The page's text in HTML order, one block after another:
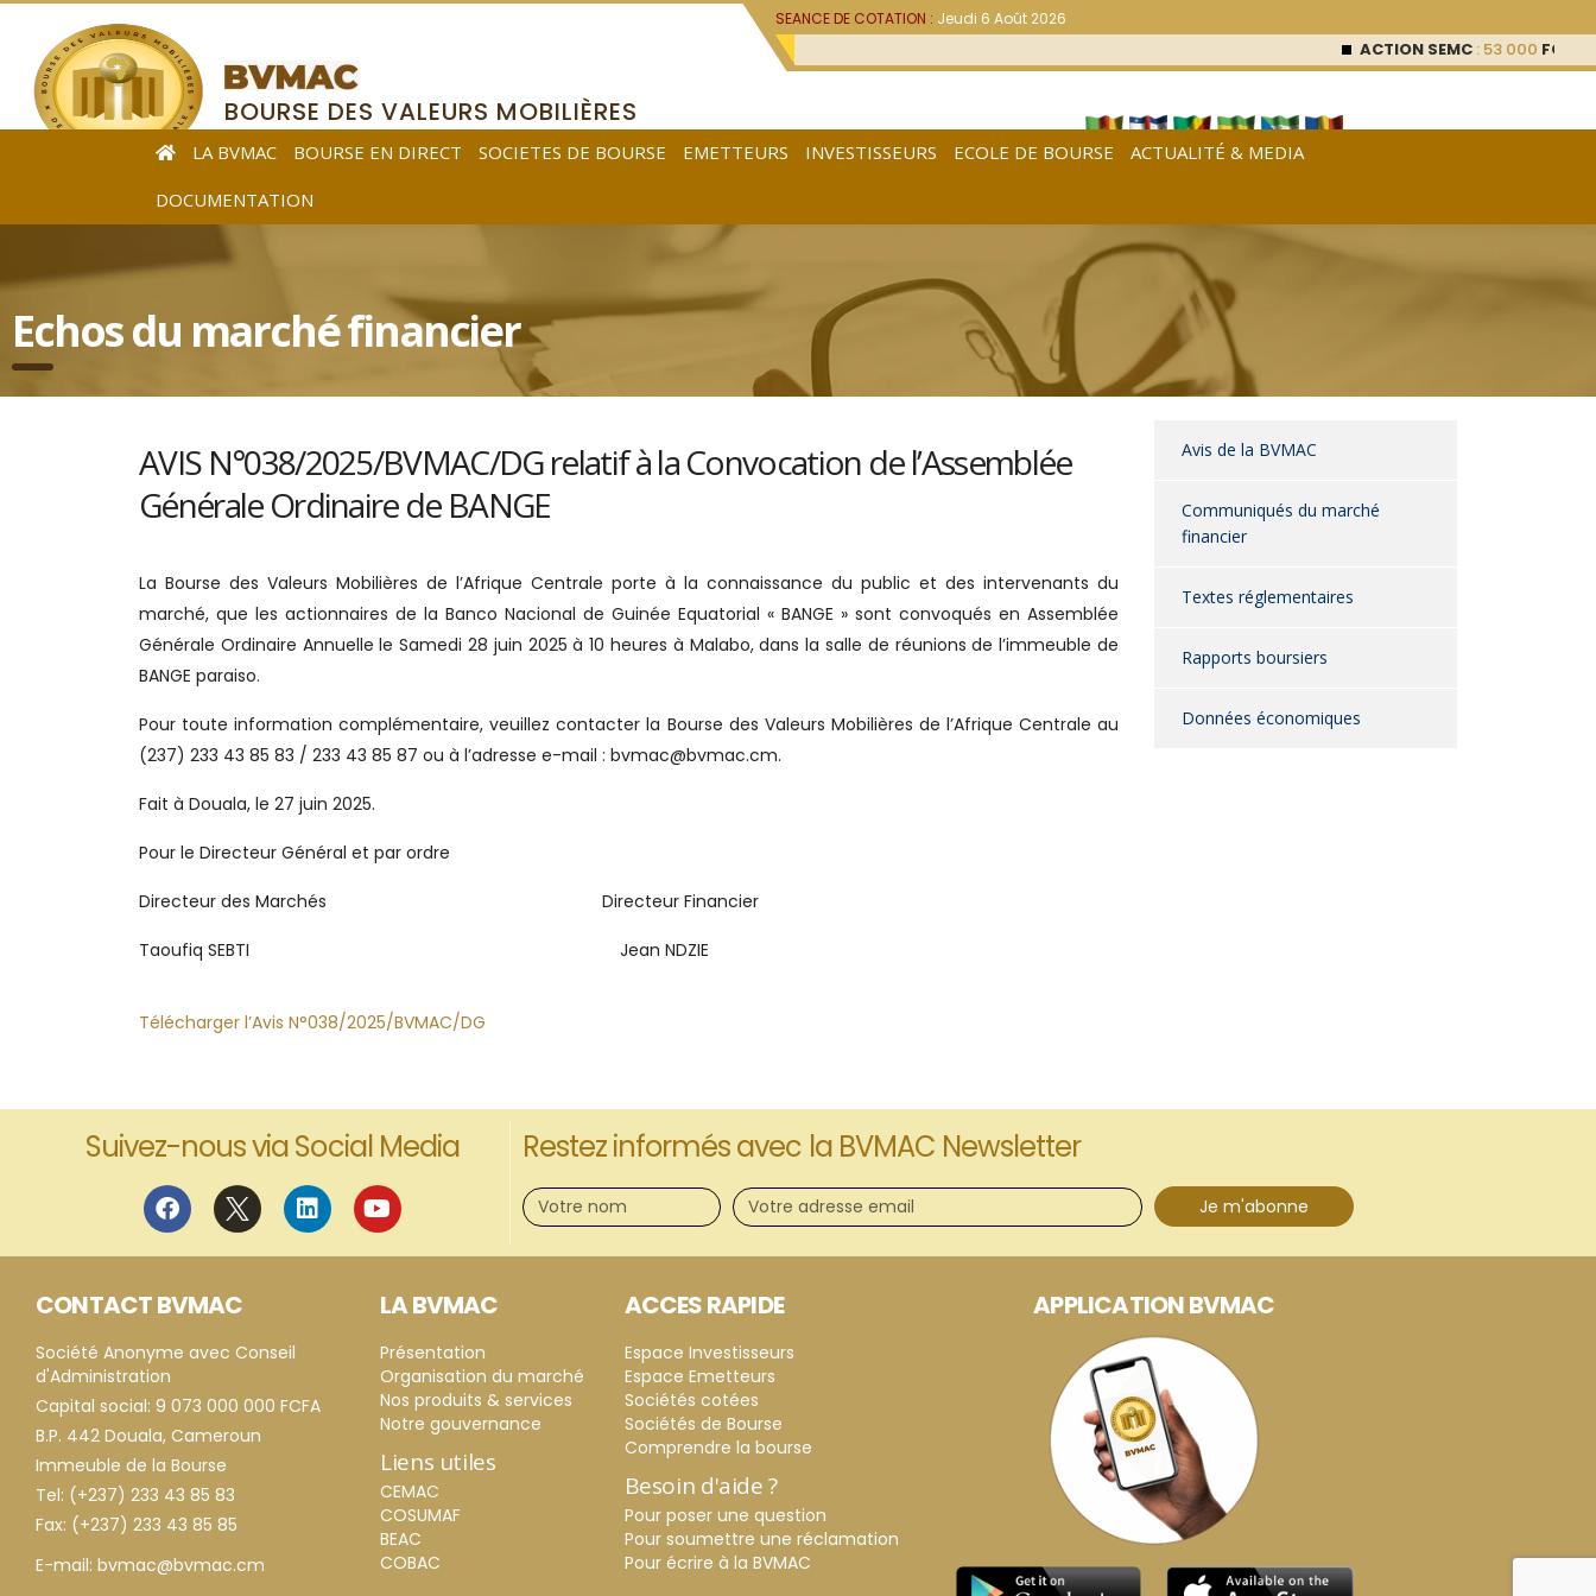
SEANCE DE COTATION : Jeudi 6 Août 2026
ACTION SEMC: 53 000FCFA (0
BOURSE DES VALEURS MOBILIÈRES
DE L’AFRIQUE CENTRALE
LA BVMAC BOURSE EN DIRECT SOCIETES DE BOURSE EMETTEURS INVESTISSEURS ECOLE DE BOURSE
ACTUALITÉ & MEDIA
DOCUMENTATION
Echos du marché financier
AVIS N°038/2025/BVMAC/DG relatif à la Convocation de l’Assemblée
Générale Ordinaire de BANGE
La Bourse des Valeurs Mobilières de l’Afrique Centrale porte à la connaissance du public et des intervenants du
marché, que les actionnaires de la Banco Nacional de Guinée Equatorial « BANGE » sont convoqués en Assemblée
Générale Ordinaire Annuelle le Samedi 28 juin 2025 à 10 heures à Malabo, dans la salle de réunions de l’immeuble de
BANGE paraiso.
Pour toute information complémentaire, veuillez contacter la Bourse des Valeurs Mobilières de l’Afrique Centrale au
(237) 233 43 85 83 / 233 43 85 87 ou à l’adresse e-mail : bvmac@bvmac.cm.
Fait à Douala, le 27 juin 2025.
Pour le Directeur Général et par ordre
Directeur des Marchés Directeur Financier
Taoufiq SEBTI Jean NDZIE
Télécharger l’Avis N°038/2025/BVMAC/DG
Avis de la BVMAC
Communiqués du marché
financier
Textes réglementaires
Rapports boursiers
Données économiques
Suivez-nous via Social Media Restez informés avec la BVMAC Newsletter
Je m'abonne
CONTACT BVMAC
Société Anonyme avec Conseil
d'Administration
Capital social: 9 073 000 000 FCFA
B.P. 442 Douala, Cameroun
Immeuble de la Bourse
Tel: (+237) 233 43 85 83
Fax: (+237) 233 43 85 85
E-mail: bvmac@bvmac.cm
LA BVMAC
Présentation
Organisation du marché
Nos produits & services
Notre gouvernance
Liens utiles
CEMAC
COSUMAF
BEAC
COBAC
ACCES RAPIDE
Espace Investisseurs
Espace Emetteurs
Sociétés cotées
Sociétés de Bourse
Comprendre la bourse
Besoin d'aide ?
Pour poser une question
Pour soumettre une réclamation
Pour écrire à la BVMAC
APPLICATION BVMAC